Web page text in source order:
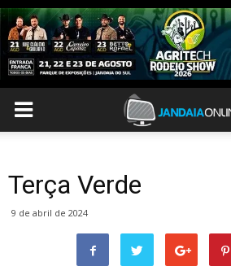
Terça Verde
9 de abril de 2024